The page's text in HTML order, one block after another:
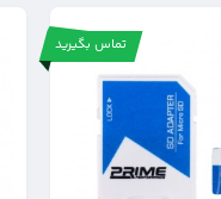
تماس بگیرید